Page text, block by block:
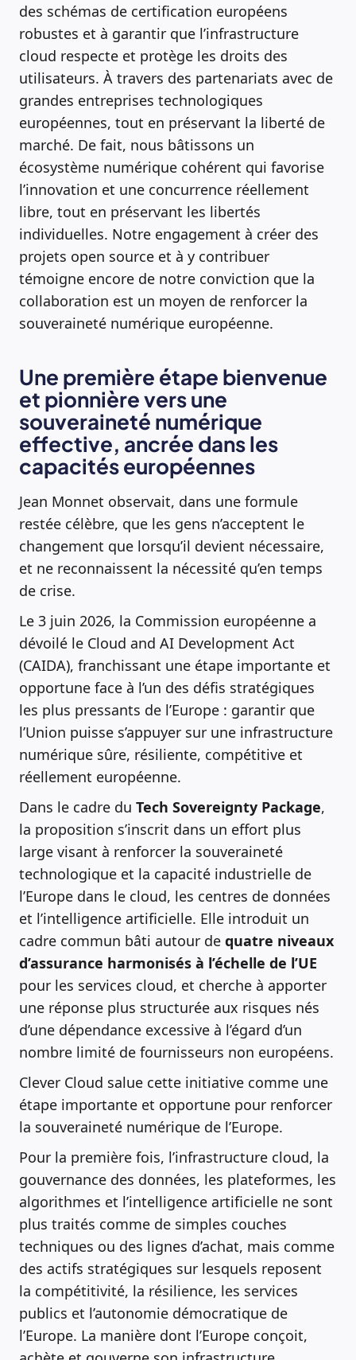
des schémas de certification européens
robustes et à garantir que l’infrastructure
cloud respecte et protège les droits des
utilisateurs. À travers des partenariats avec de
grandes entreprises technologiques
européennes, tout en préservant la liberté de
marché. De fait, nous bâtissons un
écosystème numérique cohérent qui favorise
l’innovation et une concurrence réellement
libre, tout en préservant les libertés
individuelles. Notre engagement à créer des
projets open source et à y contribuer
témoigne encore de notre conviction que la
collaboration est un moyen de renforcer la
souveraineté numérique européenne.
Une première étape bienvenue
et pionnière vers une
souveraineté numérique
effective, ancrée dans les
capacités européennes
Jean Monnet observait, dans une formule
restée célèbre, que les gens n’acceptent le
changement que lorsqu’il devient nécessaire,
et ne reconnaissent la nécessité qu’en temps
de crise.
Le 3 juin 2026, la Commission européenne a
dévoilé le Cloud and AI Development Act
(CAIDA), franchissant une étape importante et
opportune face à l’un des défis stratégiques
les plus pressants de l’Europe : garantir que
l’Union puisse s’appuyer sur une infrastructure
numérique sûre, résiliente, compétitive et
réellement européenne.
Dans le cadre du Tech Sovereignty Package,
la proposition s’inscrit dans un effort plus
large visant à renforcer la souveraineté
technologique et la capacité industrielle de
l’Europe dans le cloud, les centres de données
et l’intelligence artificielle. Elle introduit un
cadre commun bâti autour de quatre niveaux
d’assurance harmonisés à l’échelle de l’UE
pour les services cloud, et cherche à apporter
une réponse plus structurée aux risques nés
d’une dépendance excessive à l’égard d’un
nombre limité de fournisseurs non européens.
Clever Cloud salue cette initiative comme une
étape importante et opportune pour renforcer
la souveraineté numérique de l’Europe.
Pour la première fois, l’infrastructure cloud, la
gouvernance des données, les plateformes, les
algorithmes et l’intelligence artificielle ne sont
plus traités comme de simples couches
techniques ou des lignes d’achat, mais comme
des actifs stratégiques sur lesquels reposent
la compétitivité, la résilience, les services
publics et l’autonomie démocratique de
l’Europe. La manière dont l’Europe conçoit,